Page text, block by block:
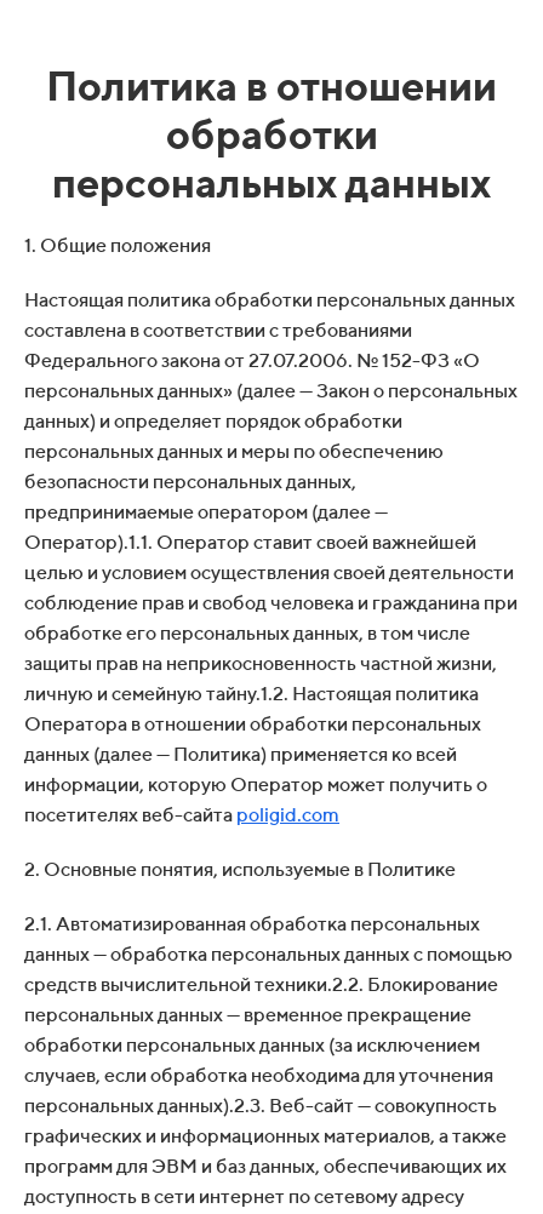
Политика в отношении
обработки
персональных данных
1. Общие положения
Настоящая политика обработки персональных данных
составлена в соответствии с требованиями
Федерального закона от 27.07.2006. № 152-ФЗ «О
персональных данных» (далее — Закон о персональных
данных) и определяет порядок обработки
персональных данных и меры по обеспечению
безопасности персональных данных,
предпринимаемые оператором (далее —
Оператор).1.1. Оператор ставит своей важнейшей
целью и условием осуществления своей деятельности
соблюдение прав и свобод человека и гражданина при
обработке его персональных данных, в том числе
защиты прав на неприкосновенность частной жизни,
личную и семейную тайну.1.2. Настоящая политика
Оператора в отношении обработки персональных
данных (далее — Политика) применяется ко всей
информации, которую Оператор может получить о
посетителях веб-сайта poligid.com
2. Основные понятия, используемые в Политике
2.1. Автоматизированная обработка персональных
данных — обработка персональных данных с помощью
средств вычислительной техники.2.2. Блокирование
персональных данных — временное прекращение
обработки персональных данных (за исключением
случаев, если обработка необходима для уточнения
персональных данных).2.3. Веб-сайт — совокупность
графических и информационных материалов, а также
программ для ЭВМ и баз данных, обеспечивающих их
доступность в сети интернет по сетевому адресу